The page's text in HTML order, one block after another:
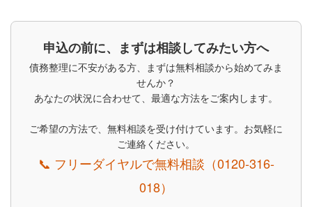
申込の前に、まずは相談してみたい方へ
債務整理に不安がある方、まずは無料相談から始めてみま
せんか？
あなたの状況に合わせて、最適な方法をご案内します。
ご希望の方法で、無料相談を受け付けています。お気軽に
ご連絡ください。
📞 フリーダイヤルで無料相談（0120-316-
018）